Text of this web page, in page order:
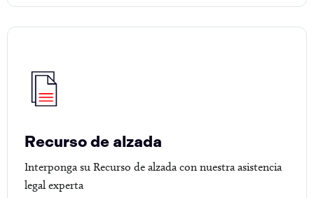
Recurso de alzada
Interponga su Recurso de alzada con nuestra asistencia
legal experta